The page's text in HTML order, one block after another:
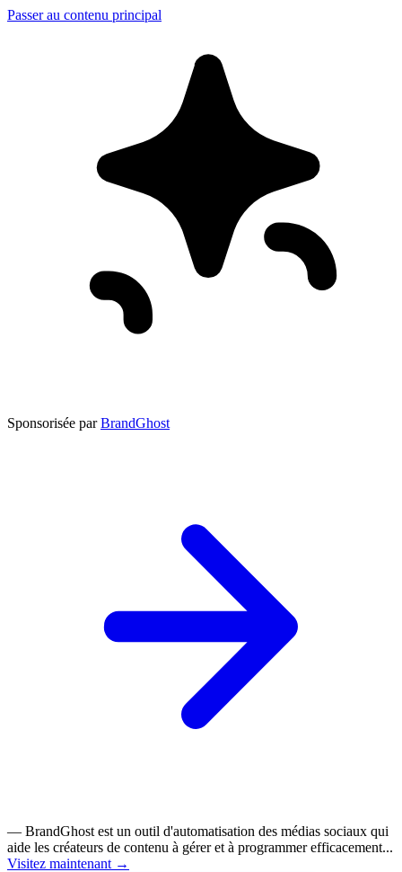
Passer au contenu principal
Sponsorisée par BrandGhost
— BrandGhost est un outil d'automatisation des médias sociaux qui
aide les créateurs de contenu à gérer et à programmer efficacement...
Visitez maintenant →